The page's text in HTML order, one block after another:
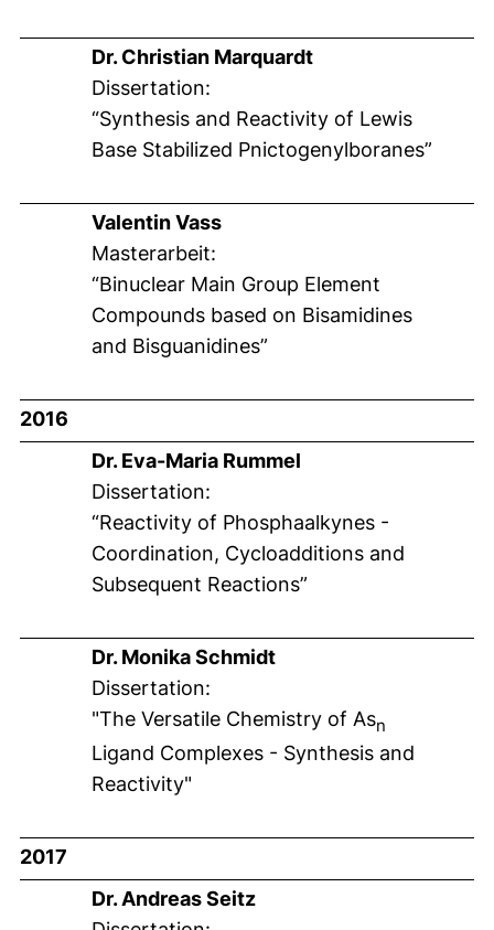
Dr. Christian Marquardt
Dissertation:
“Synthesis and Reactivity of Lewis
Base Stabilized Pnictogenylboranes”
Valentin Vass
Masterarbeit:
“Binuclear Main Group Element
Compounds based on Bisamidines
and Bisguanidines”
2016
Dr. Eva-Maria Rummel
Dissertation:
“Reactivity of Phosphaalkynes -
Coordination, Cycloadditions and
Subsequent Reactions”
Dr. Monika Schmidt
Dissertation:
"The Versatile Chemistry of Asn
Ligand Complexes - Synthesis and
Reactivity"
2017
Dr. Andreas Seitz